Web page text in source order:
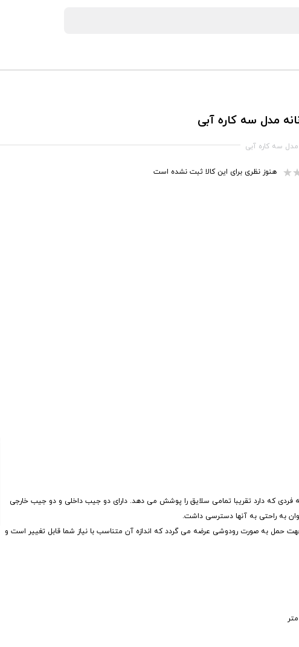
مدل سه کاره آبی
سه کاره آبی
هنوز نظری برای این کالا ثبت نشده است
که دارد تقریبا تمامی سلایق را پوشش می دهد. دارای دو جیب داخلی و دو جیب خارجی
به راحتی به آنها دسترسی داشت.
این مدل کیف یک بند بلند جهت حمل به صورت رودوشی عرضه می گردد که اندازه آن متناسب با نیاز شما قابل تغییر است و